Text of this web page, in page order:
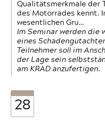
Qualitätsmerkmale der
des Motorrades kennt.
wesentlichen Gru…
Im Seminar werden die
eines
Teilnehmer soll im
der Lage sein
am KRAD anzufertigen.
28